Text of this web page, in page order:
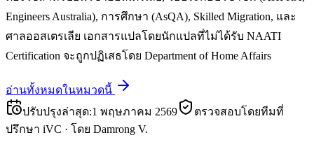
Engineers Australia), การศึกษา (AsQA), Skilled Migration, และ
ศาลออสเตรเลีย เอกสารแปลโดยนักแปลที่ไม่ได้รับ NAATI
Certification จะถูกปฏิเสธโดย Department of Home Affairs
อ่านทั้งหมดในหมวดนี้
ปรับปรุงล่าสุด:1 พฤษภาคม 2569
ตรวจสอบโดยทีมที่
ปรึกษา iVC · โดย Damrong V.